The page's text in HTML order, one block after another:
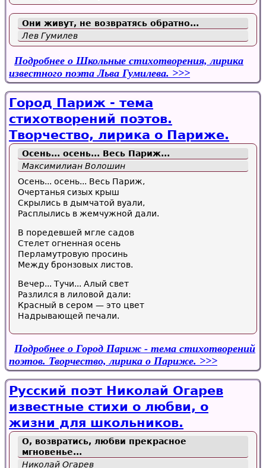
Они живут, не возвратясь обратно...
Лев Гумилев
Подробнее о Школьные стихотворения, лирика
известного поэта Льва Гумилева.
Город Париж - тема
стихотворений поэтов.
Творчество, лирика о Париже.
Осень... осень... Весь Париж...
Максимилиан Волошин
Осень... осень... Весь Париж,
Очертанья сизых крыш
Скрылись в дымчатой вуали,
Расплылись в жемчужной дали.
В поредевшей мгле садов
Стелет огненная осень
Перламутровую просинь
Между бронзовых листов.
Вечер... Тучи... Алый свет
Разлился в лиловой дали:
Красный в сером — это цвет
Надрывающей печали.
Подробнее о Город Париж - тема стихотворений
поэтов. Творчество, лирика о Париже.
Русский поэт Николай Огарев
известные стихи о любви, о
жизни для школьников.
О, возвратись, любви прекрасное
мгновенье...
Николай Огарев